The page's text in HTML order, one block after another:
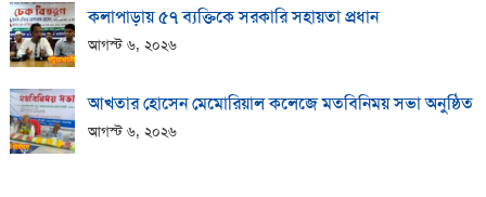
কলাপাড়ায় ​৫৭ ব্যক্তিকে সরকারি সহায়তা প্রধান
আগস্ট ৬, ২০২৬
আখতার হোসেন মেমোরিয়াল কলেজে মতবিনিময় সভা অনুষ্ঠিত
আগস্ট ৬, ২০২৬